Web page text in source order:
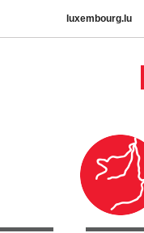
luxembourg.lu